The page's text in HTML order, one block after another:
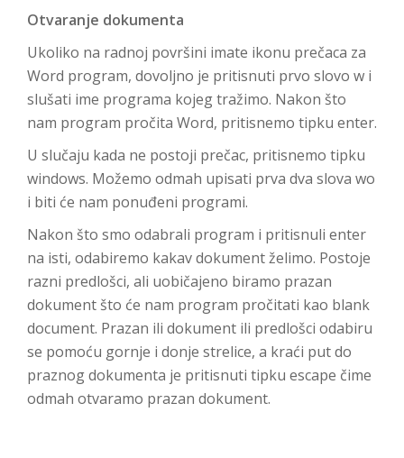
Otvaranje dokumenta
Ukoliko na radnoj površini imate ikonu prečaca za
Word program, dovoljno je pritisnuti prvo slovo w i
slušati ime programa kojeg tražimo. Nakon što
nam program pročita Word, pritisnemo tipku enter.
U slučaju kada ne postoji prečac, pritisnemo tipku
windows. Možemo odmah upisati prva dva slova wo
i biti će nam ponuđeni programi.
Nakon što smo odabrali program i pritisnuli enter
na isti, odabiremo kakav dokument želimo. Postoje
razni predlošci, ali uobičajeno biramo prazan
dokument što će nam program pročitati kao blank
document. Prazan ili dokument ili predlošci odabiru
se pomoću gornje i donje strelice, a kraći put do
praznog dokumenta je pritisnuti tipku escape čime
odmah otvaramo prazan dokument.